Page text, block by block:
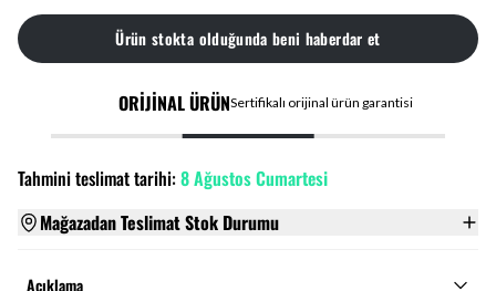
Ürün stokta olduğunda beni haberdar et
ORİJİNAL ÜRÜNSertifikalı orijinal ürün garantisi
Tahmini teslimat tarihi:8 Ağustos Cumartesi
Mağazadan Teslimat Stok Durumu
Açıklama